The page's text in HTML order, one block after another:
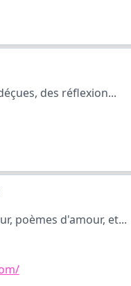
des réflexion...
poèmes d'amour, et...